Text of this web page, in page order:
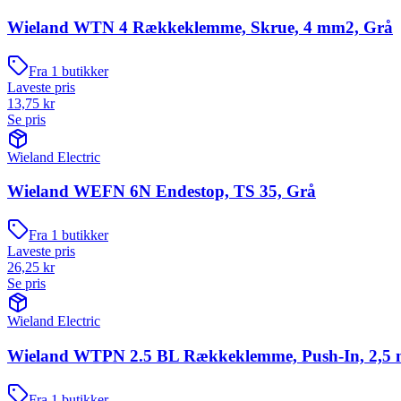
Wieland WTN 4 Rækkeklemme, Skrue, 4 mm2, Grå
Fra 1 butikker
Laveste pris
13,75 kr
Se pris
Wieland Electric
Wieland WEFN 6N Endestop, TS 35, Grå
Fra 1 butikker
Laveste pris
26,25 kr
Se pris
Wieland Electric
Wieland WTPN 2.5 BL Rækkeklemme, Push-In, 2,5